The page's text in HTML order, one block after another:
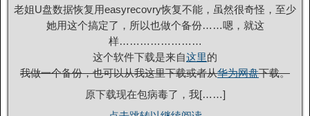
老姐U盘数据恢复用easyrecovry恢复不能，虽然很奇怪，至少
她用这个搞定了，所以也做个备份……嗯，就这
样……………………
这个软件下载是来自这里的
我做一个备份，也可以从我这里下载或者从华为网盘下载。
原下载现在包病毒了，我[……]